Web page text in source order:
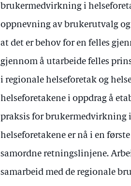
brukermedvirkning i
oppnevning av brukerutvalg
at det er behov for en felles
gjennom å utarbeide felles
i regionale helseforetak og
helseforetakene i oppdrag å
praksis for brukermedvirkning
helseforetakene er nå i en
samordne retningslinjene.
samarbeid med de regionale